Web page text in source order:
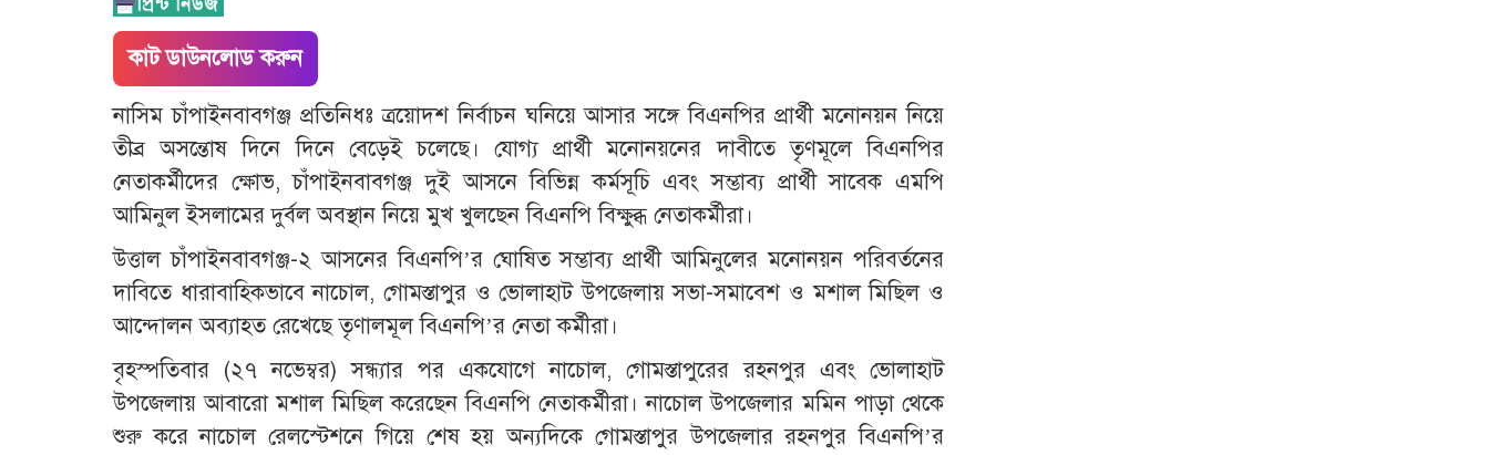
কাট ডাউনলোড করুন
নাসিম চাঁপাইনবাবগঞ্জ প্রতিনিধঃ ত্রয়োদশ নির্বাচন ঘনিয়ে আসার সঙ্গে বিএনপির প্রার্থী মনোনয়ন নিয়ে
তীব্র অসন্তোষ দিনে দিনে বেড়েই চলেছে। যোগ্য প্রার্থী মনোনয়নের দাবীতে তৃণমূলে বিএনপির
নেতাকর্মীদের ক্ষোভ, চাঁপাইনবাবগঞ্জ দুই আসনে বিভিন্ন কর্মসূচি এবং সম্ভাব্য প্রার্থী সাবেক এমপি
আমিনুল ইসলামের দুর্বল অবস্থান নিয়ে মুখ খুলছেন বিএনপি বিক্ষুব্ধ নেতাকর্মীরা।
উত্তাল চাঁপাইনবাবগঞ্জ-২ আসনের বিএনপি’র ঘোষিত সম্ভাব্য প্রার্থী আমিনুলের মনোনয়ন পরিবর্তনের
দাবিতে ধারাবাহিকভাবে নাচোল, গোমস্তাপুর ও ভোলাহাট উপজেলায় সভা-সমাবেশ ও মশাল মিছিল ও
আন্দোলন অব্যাহত রেখেছে তৃণালমূল বিএনপি’র নেতা কর্মীরা।
বৃহস্পতিবার (২৭ নভেম্বর) সন্ধ্যার পর একযোগে নাচোল, গোমস্তাপুরের রহনপুর এবং ভোলাহাট
উপজেলায় আবারো মশাল মিছিল করেছেন বিএনপি নেতাকর্মীরা। নাচোল উপজেলার মমিন পাড়া থেকে
শুরু করে নাচোল রেলস্টেশনে গিয়ে শেষ হয় অন্যদিকে গোমস্তাপুর উপজেলার রহনপুর বিএনপি’র